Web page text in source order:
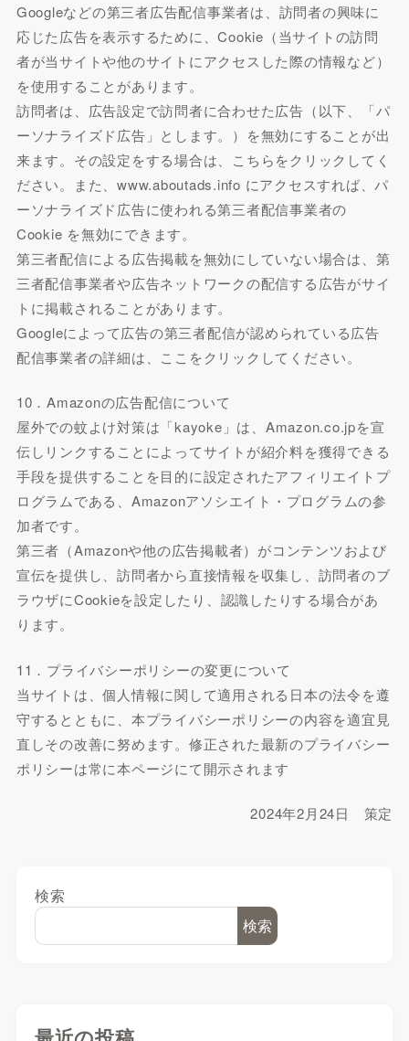
Googleなどの第三者広告配信事業者は、訪問者の興味に
応じた広告を表示するために、Cookie（当サイトの訪問
者が当サイトや他のサイトにアクセスした際の情報など）
を使用することがあります。
訪問者は、広告設定で訪問者に合わせた広告（以下、「パ
ーソナライズド広告」とします。）を無効にすることが出
来ます。その設定をする場合は、こちらをクリックしてく
ださい。また、www.aboutads.info にアクセスすれば、パ
ーソナライズド広告に使われる第三者配信事業者の
Cookie を無効にできます。
第三者配信による広告掲載を無効にしていない場合は、第
三者配信事業者や広告ネットワークの配信する広告がサイ
トに掲載されることがあります。
Googleによって広告の第三者配信が認められている広告
配信事業者の詳細は、ここをクリックしてください。
10．Amazonの広告配信について
屋外での蚊よけ対策は「kayoke」は、Amazon.co.jpを宣
伝しリンクすることによってサイトが紹介料を獲得できる
手段を提供することを目的に設定されたアフィリエイトプ
ログラムである、Amazonアソシエイト・プログラムの参
加者です。
第三者（Amazonや他の広告掲載者）がコンテンツおよび
宣伝を提供し、訪問者から直接情報を収集し、訪問者のブ
ラウザにCookieを設定したり、認識したりする場合があ
ります。
11．プライバシーポリシーの変更について
当サイトは、個人情報に関して適用される日本の法令を遵
守するとともに、本プライバシーポリシーの内容を適宜見
直しその改善に努めます。修正された最新のプライバシー
ポリシーは常に本ページにて開示されます
2024年2月24日 策定
検索
検索